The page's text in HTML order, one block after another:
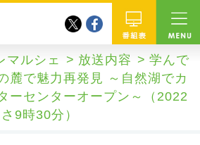
番組
twitterfacebook
マルシェ 放送内容
学んで
麓で魅力再発見 ～自然湖でカ
ーセンターオープン～（2022
9時30分）